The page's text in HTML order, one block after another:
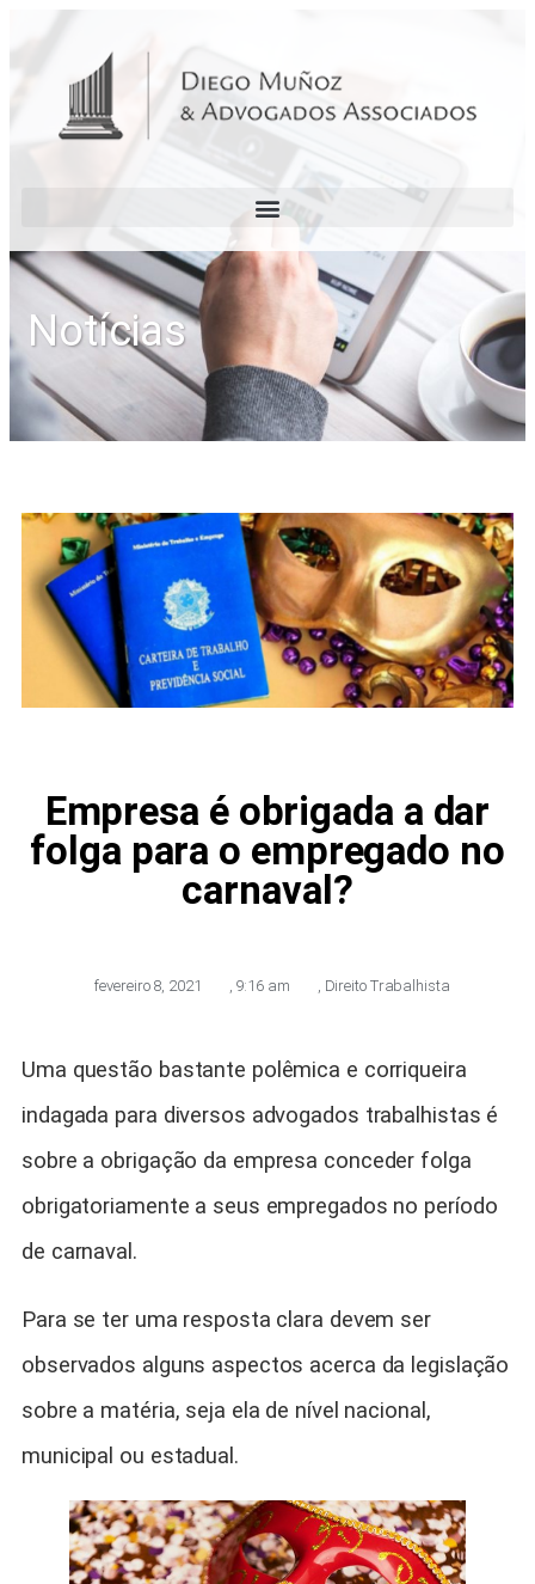
Notícias
Empresa é obrigada a dar
folga para o empregado no
carnaval?
fevereiro 8, 2021 9:16 am Direito Trabalhista
Uma questão bastante polêmica e corriqueira
indagada para diversos advogados trabalhistas é
sobre a obrigação da empresa conceder folga
obrigatoriamente a seus empregados no período
de carnaval.
Para se ter uma resposta clara devem ser
observados alguns aspectos acerca da legislação
sobre a matéria, seja ela de nível nacional,
municipal ou estadual.